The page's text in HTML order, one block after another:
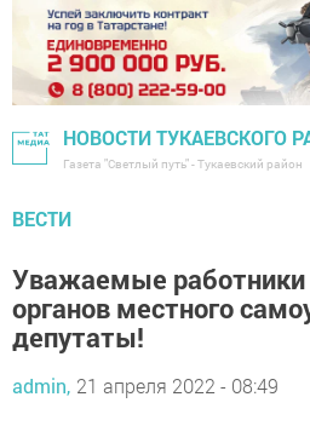
НОВОСТИ ТУКАЕВСКОГО
Газета "Светлый путь" - Тукаевский район
ВЕСТИ
Уважаемые работники
органов местного
депутаты!
admin, 21 апреля 2022 - 08:49